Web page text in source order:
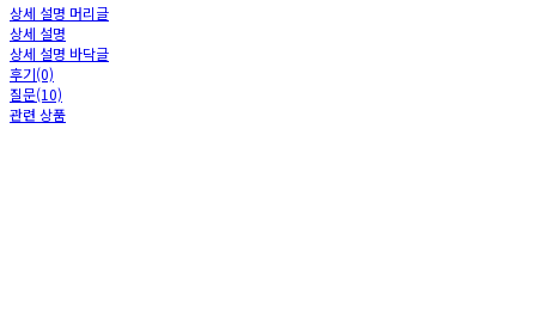
상세 설명 머리글
상세 설명
상세 설명 바닥글
후기(0)
질문(10)
관련 상품